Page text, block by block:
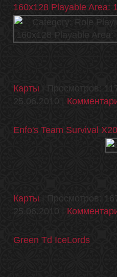
160x128 Playable Area:
Карты | Просмотров:
25.06.2010
Enfo's Team Survival
Карты | Просмотров:
25.06.2010
Green Td IceLords